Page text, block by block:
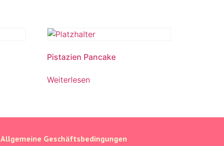
Pistazien Pancake
Weiterlesen
Allgemeine Geschäftsbedingungen